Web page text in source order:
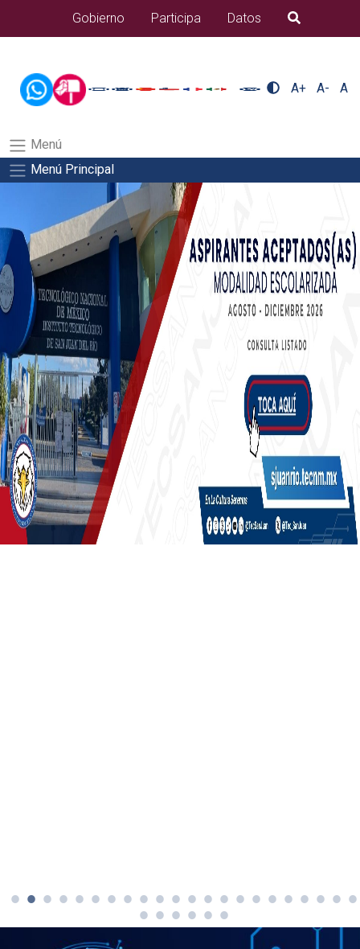
nuestra/nuestra-2Salida del comando:
Gobierno Participa Datos B�squeda
A+ A- A
Menú
Menú Principal